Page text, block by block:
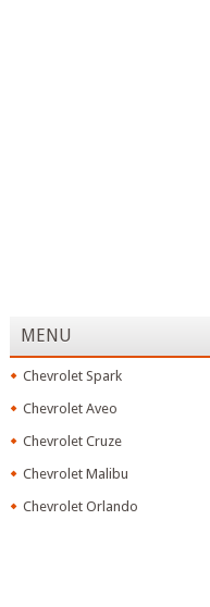
MENU
Chevrolet Spark
Chevrolet Aveo
Chevrolet Cruze
Chevrolet Malibu
Chevrolet Orlando